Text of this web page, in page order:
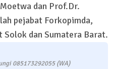
dan Prof.Dr.
pejabat Forkopimda,
Solok dan Sumatera Barat.
085173292055 (WA)